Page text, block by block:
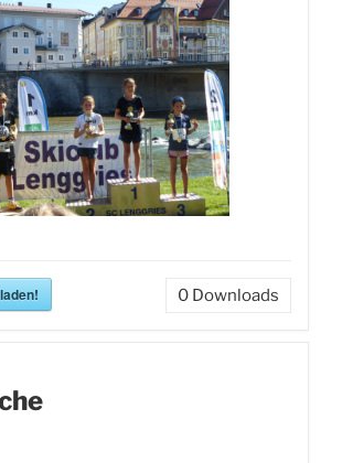
0 Downloads